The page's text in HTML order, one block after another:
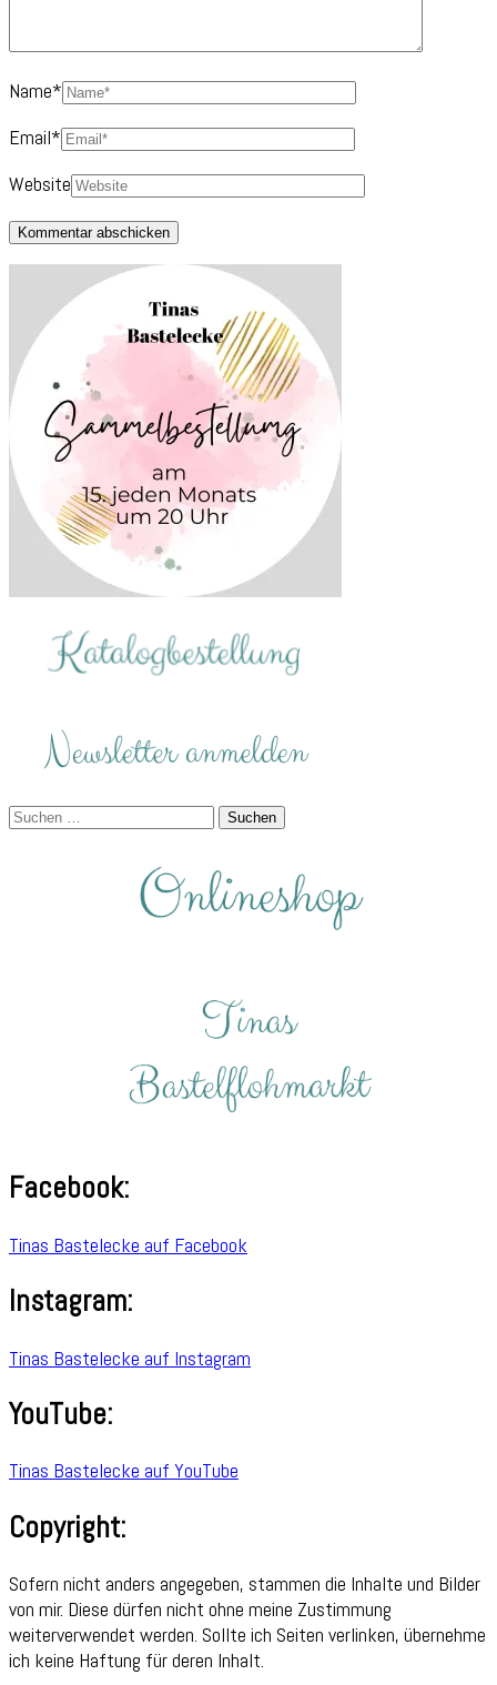
Name*
Email*
Website
Suchen
Facebook:
Tinas Bastelecke auf Facebook
Instagram:
Tinas Bastelecke auf Instagram
YouTube:
Tinas Bastelecke auf YouTube
Copyright:
Sofern nicht anders angegeben, stammen die Inhalte und Bilder
von mir. Diese dürfen nicht ohne meine Zustimmung
weiterverwendet werden. Sollte ich Seiten verlinken, übernehme
ich keine Haftung für deren Inhalt.